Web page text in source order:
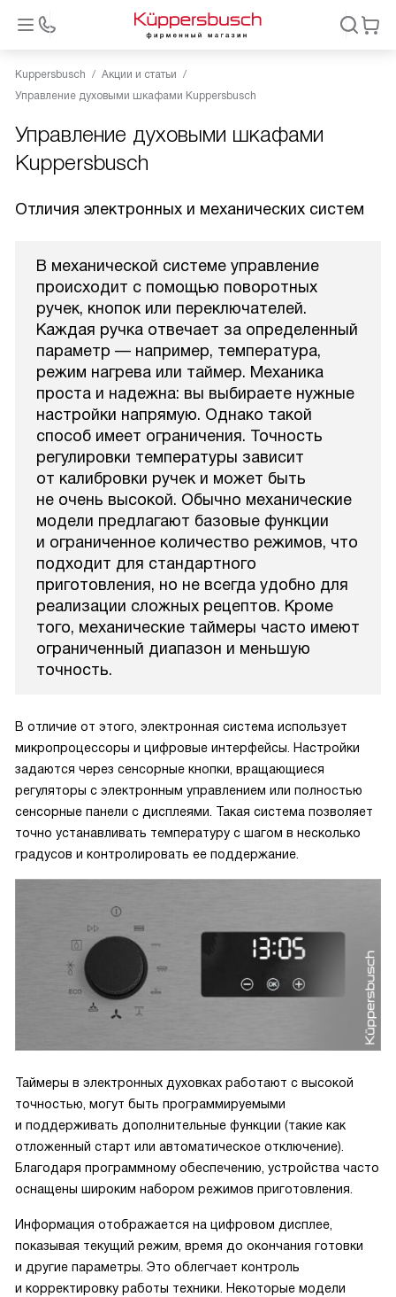
Kuppersbusch
Акции и статьи
Управление духовыми шкафами Kuppersbusch
Управление духовыми шкафами
Kuppersbusch
Отличия электронных и механических систем
В механической системе управление
происходит с помощью поворотных
ручек, кнопок или переключателей.
Каждая ручка отвечает за определенный
параметр — например, температура,
режим нагрева или таймер. Механика
проста и надежна: вы выбираете нужные
настройки напрямую. Однако такой
способ имеет ограничения. Точность
регулировки температуры зависит
от калибровки ручек и может быть
не очень высокой. Обычно механические
модели предлагают базовые функции
и ограниченное количество режимов, что
подходит для стандартного
приготовления, но не всегда удобно для
реализации сложных рецептов. Кроме
того, механические таймеры часто имеют
ограниченный диапазон и меньшую
точность.
В отличие от этого, электронная система использует
микропроцессоры и цифровые интерфейсы. Настройки
задаются через сенсорные кнопки, вращающиеся
регуляторы с электронным управлением или полностью
сенсорные панели с дисплеями. Такая система позволяет
точно устанавливать температуру с шагом в несколько
градусов и контролировать ее поддержание.
Таймеры в электронных духовках работают с высокой
точностью, могут быть программируемыми
и поддерживать дополнительные функции (такие как
отложенный старт или автоматическое отключение).
Благодаря программному обеспечению, устройства часто
оснащены широким набором режимов приготовления.
Информация отображается на цифровом дисплее,
показывая текущий режим, время до окончания готовки
и другие параметры. Это облегчает контроль
и корректировку работы техники. Некоторые модели